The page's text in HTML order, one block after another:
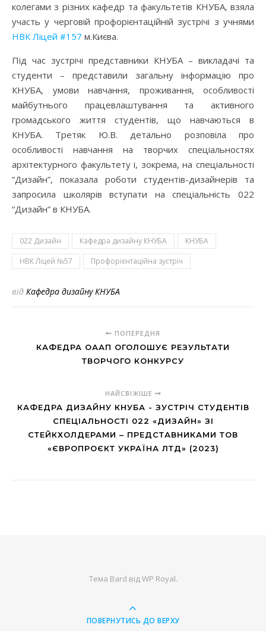
колегами з різних кафедр та факультетів КНУБА, взяла
участь у черговій профорієнтаційній зустрічі з учнями
НВК Ліцей #157 м.Києва.
Під час зустрічі представники КНУБА – викладачі та
студенти – представили загальну інформацію про
КНУБА, умови навчання, проживання, особливості
майбутнього працевлаштування та активного
громадського життя студентів, що навчаються в
КНУБА. Третяк Ю.В.детально розповіла про
особливості навчання на творчих спеціальностях
архітектурного факультету і, зокрема, на спеціальності
“Дизайн”, показала роботи студентів-дизайнерів та
запросила школярів вступати на спеціальність 022
“Дизайн” в КНУБА.
022 Дизайн Кафедра дизайну КНУБА
КНУБА
НВК Ліцей №57
Профорієнтаційна зустріч
від Кафедра дизайну КНУБА
ПОПЕРЕДНЯ
КАФЕДРА ОААП ОГОЛОШУЄ РЕЗУЛЬТАТИ
ТВОРЧОГО КОНКУРСУ
НАЙСВІЖІШЕ
КАФЕДРА ДИЗАЙНУ КНУБА - ЗУСТРІЧ СТУДЕНТІВ
СПЕЦІАЛЬНОСТІ 022 «ДИЗАЙН» ЗІ
СТЕЙКХОЛДЕРАМИ – ПРЕДСТАВНИКАМИ ТОВ
«ЄВРОПРОЄКТ УКРАЇНА ЛТД» (2023)
Тема Bard відWP Royal.
ПОВЕРНУТИСЬ ДО ВЕРХУ